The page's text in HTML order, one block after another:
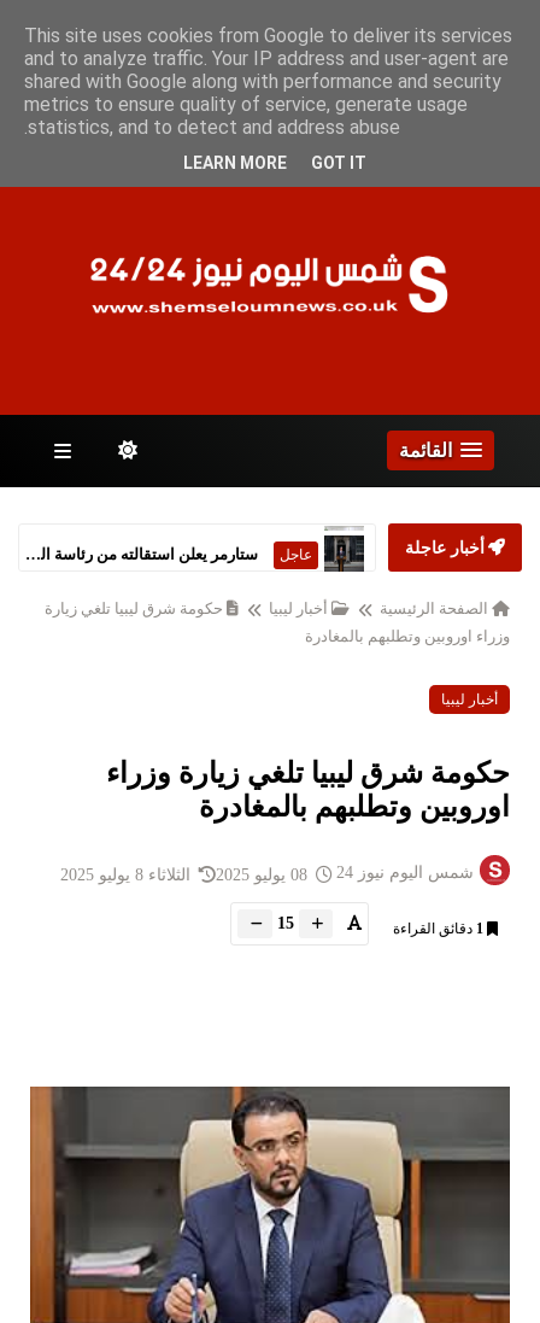
الجمعة 7 أغسطس 2026
الصفحات
القائمة
أخبار عاجلة عاجل
الصفحة الرئيسية أخبار ليبيا
حكومة شرق ليبيا تلغي زيارة
وزراء اوروبين وتطلبهم بالمغادرة
أخبار ليبيا
حكومة شرق ليبيا تلغي زيارة وزراء
اوروبين وتطلبهم بالمغادرة
شمس اليوم نيوز 24 الثلاثاء 8 يوليو 2025
1 دقائق القراءة 15
This site uses cookies from Google to deliver its services
and to analyze traffic. Your IP address and user-agent are
shared with Google along with performance and security
metrics to ensure quality of service, generate usage
statistics, and to detect and address abuse.
LEARN MORE GOT IT